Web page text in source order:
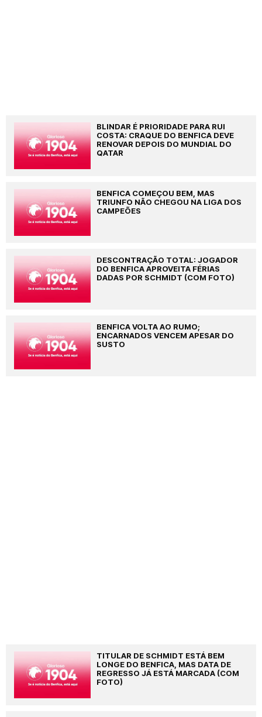
BLINDAR É PRIORIDADE PARA RUI
COSTA: CRAQUE DO BENFICA DEVE
RENOVAR DEPOIS DO MUNDIAL DO
QATAR
BENFICA COMEÇOU BEM, MAS
TRIUNFO NÃO CHEGOU NA LIGA DOS
CAMPEÕES
DESCONTRAÇÃO TOTAL: JOGADOR
DO BENFICA APROVEITA FÉRIAS
DADAS POR SCHMIDT (COM FOTO)
BENFICA VOLTA AO RUMO;
ENCARNADOS VENCEM APESAR DO
SUSTO
TITULAR DE SCHMIDT ESTÁ BEM
LONGE DO BENFICA, MAS DATA DE
REGRESSO JÁ ESTÁ MARCADA (COM
FOTO)